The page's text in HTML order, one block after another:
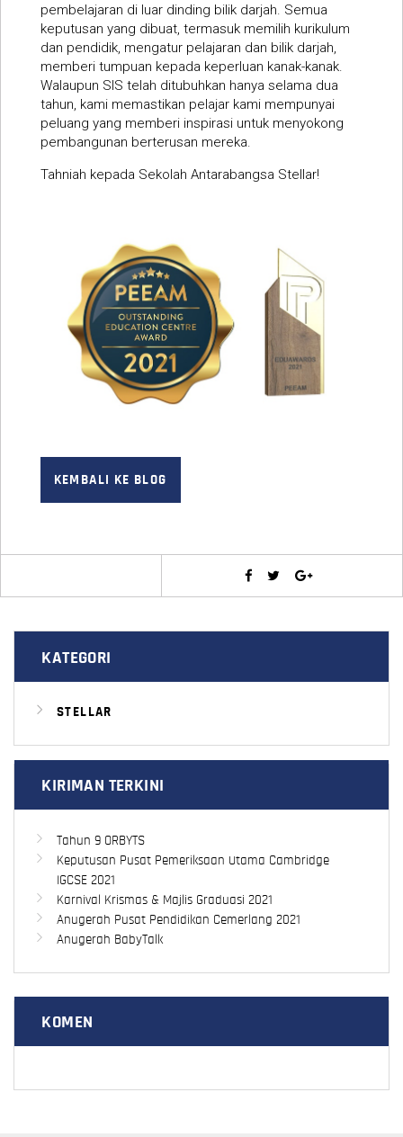
pembelajaran di luar dinding bilik darjah. Semua
keputusan yang dibuat, termasuk memilih kurikulum
dan pendidik, mengatur pelajaran dan bilik darjah,
memberi tumpuan kepada keperluan kanak-kanak.
Walaupun SIS telah ditubuhkan hanya selama dua
tahun, kami memastikan pelajar kami mempunyai
peluang yang memberi inspirasi untuk menyokong
pembangunan berterusan mereka.
Tahniah kepada Sekolah Antarabangsa Stellar!
KEMBALI KE BLOG
KATEGORI
STELLAR
KIRIMAN TERKINI
Tahun 9 ORBYTS
Keputusan Pusat Pemeriksaan Utama Cambridge
IGCSE 2021
Karnival Krismas & Majlis Graduasi 2021
Anugerah Pusat Pendidikan Cemerlang 2021
Anugerah BabyTalk
KOMEN